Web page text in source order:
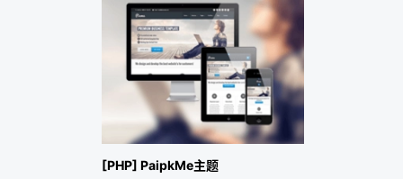
[PHP] PaipkMe主题